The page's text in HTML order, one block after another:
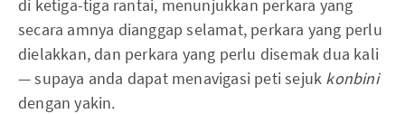
di ketiga-tiga rantai, menunjukkan perkara yang
secara amnya dianggap selamat, perkara yang perlu
dielakkan, dan perkara yang perlu disemak dua kali
— supaya anda dapat menavigasi peti sejuk konbini
dengan yakin.